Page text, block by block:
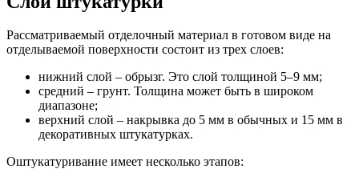
Рассматриваемый отделочный материал в готовом виде на
отделываемой поверхности состоит из трех слоев:
нижний слой – обрызг. Это слой толщиной 5–9 мм;
средний – грунт. Толщина может быть в широком
диапазоне;
верхний слой – накрывка до 5 мм в обычных и 15 мм в
декоративных штукатурках.
Оштукатуривание имеет несколько этапов: